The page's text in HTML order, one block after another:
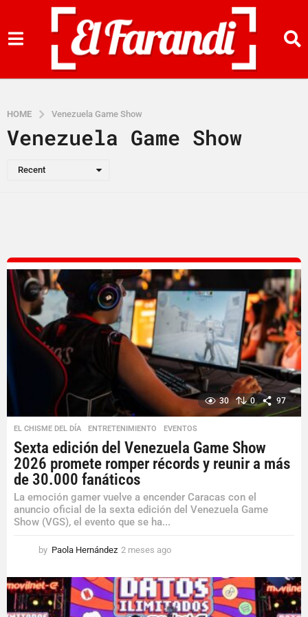
HOME Venezuela Game Show
Venezuela Game Show
Recent
30 0 97
EL CHISME DEL DÍA ,ENTRETENIMIENTO ,EVENTOS
Sexta edición del Venezuela Game Show
2026 promete romper récords y reunir a más
de 30.000 fanáticos
La emoción gamer vuelve a encender Caracas con el
anuncio oficial de la sexta edición del Venezuela Game
Show (VGS), el evento que se ha...
by Paola Hernández 2 meses ago
e
e